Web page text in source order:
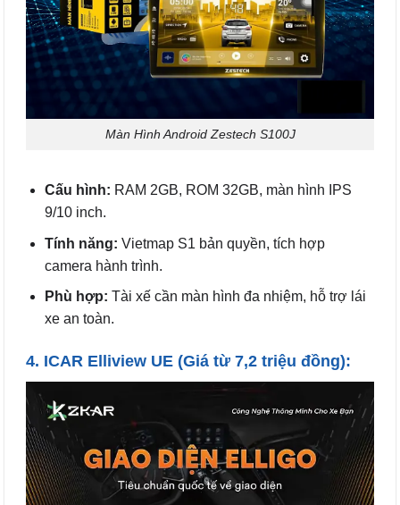
Màn Hình Android Zestech S100J
Cấu hình: RAM 2GB, ROM 32GB, màn hình IPS
9/10 inch.
Tính năng: Vietmap S1 bản quyền, tích hợp
camera hành trình.
Phù hợp: Tài xế cần màn hình đa nhiệm, hỗ trợ lái
xe an toàn.
4. ICAR Elliview UE (Giá từ 7,2 triệu đồng):